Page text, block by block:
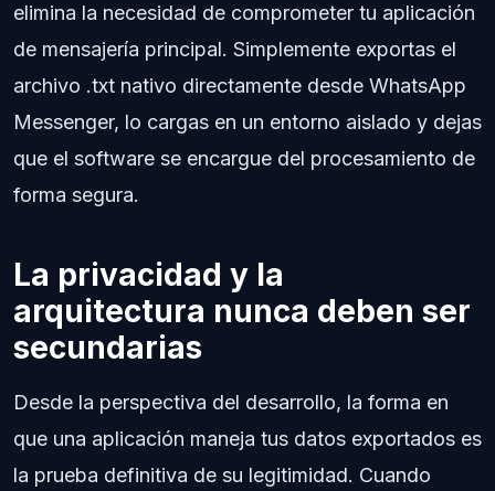
elimina la necesidad de comprometer tu aplicación
de mensajería principal. Simplemente exportas el
archivo .txt nativo directamente desde WhatsApp
Messenger, lo cargas en un entorno aislado y dejas
que el software se encargue del procesamiento de
forma segura.
La privacidad y la
arquitectura nunca deben ser
secundarias
Desde la perspectiva del desarrollo, la forma en
que una aplicación maneja tus datos exportados es
la prueba definitiva de su legitimidad. Cuando